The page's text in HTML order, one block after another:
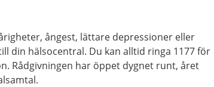
ångest, lättare depressioner eller
din hälsocentral. Du kan alltid ringa 1177 för
Rådgivningen har öppet dygnet runt, året